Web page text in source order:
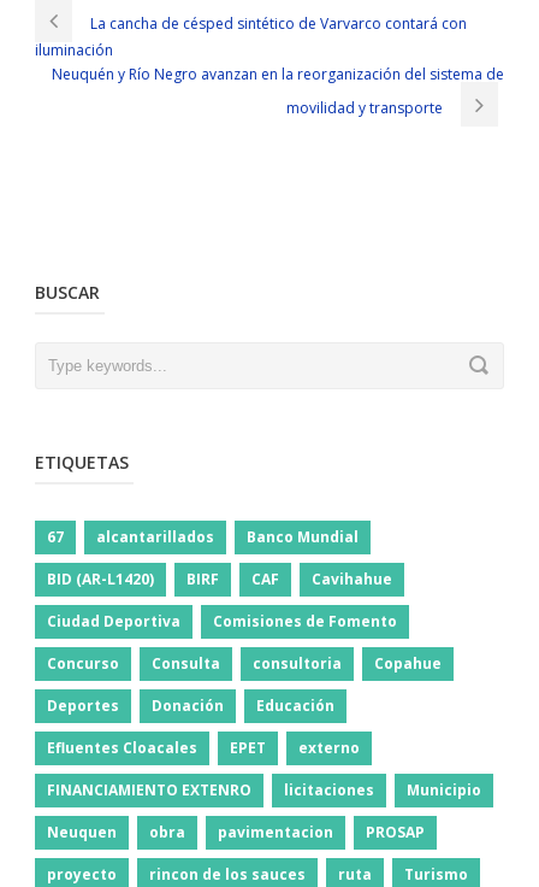
La cancha de césped sintético de Varvarco contará con
iluminación
Neuquén y Río Negro avanzan en la reorganización del sistema de
movilidad y transporte
BUSCAR
ETIQUETAS
67 alcantarillados Banco Mundial
BID (AR-L1420) BIRF CAF Cavihahue
Ciudad Deportiva Comisiones de Fomento
Concurso Consulta consultoria Copahue
Deportes Donación Educación
Efluentes Cloacales EPET externo
FINANCIAMIENTO EXTENRO licitaciones Municipio
Neuquen obra pavimentacion PROSAP
proyecto rincon de los sauces ruta Turismo